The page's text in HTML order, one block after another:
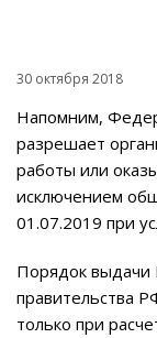
30 октября 2018
Напомним,
разрешает
работы или
исключением
01.07.2019 при
Порядок выдачи
правительства
только при